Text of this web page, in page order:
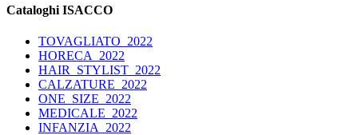
Cataloghi ISACCO
TOVAGLIATO_2022
HORECA_2022
HAIR_STYLIST_2022
CALZATURE_2022
ONE_SIZE_2022
MEDICALE_2022
INFANZIA_2022